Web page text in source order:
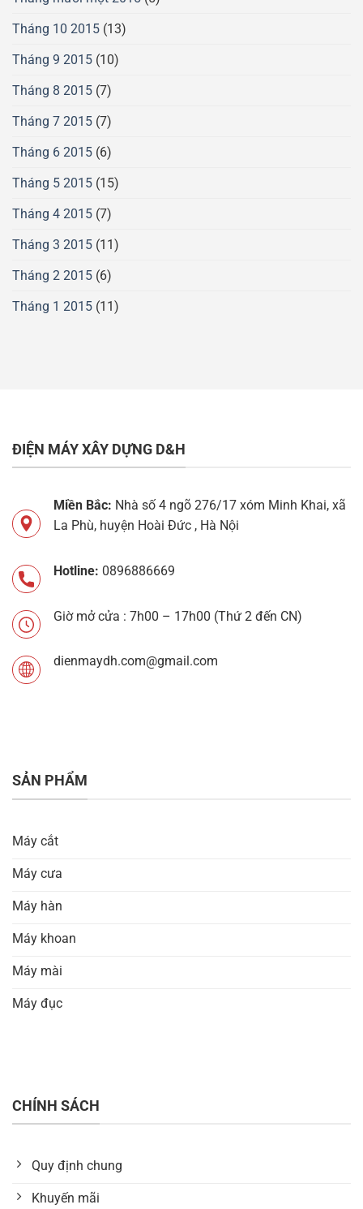
Tháng 10 2015 (13)
Tháng 9 2015 (10)
Tháng 8 2015 (7)
Tháng 7 2015 (7)
Tháng 6 2015 (6)
Tháng 5 2015 (15)
Tháng 4 2015 (7)
Tháng 3 2015 (11)
Tháng 2 2015 (6)
Tháng 1 2015 (11)
ĐIỆN MÁY XÂY DỰNG D&H
Miền Bắc: Nhà số 4 ngõ 276/17 xóm Minh Khai, xã
La Phù, huyện Hoài Đức , Hà Nội
Hotline: 0896886669
Giờ mở cửa : 7h00 – 17h00 (Thứ 2 đến CN)
dienmaydh.com@gmail.com
SẢN PHẨM
Máy cắt
Máy cưa
Máy hàn
Máy khoan
Máy mài
Máy đục
CHÍNH SÁCH
Quy định chung
Khuyến mãi